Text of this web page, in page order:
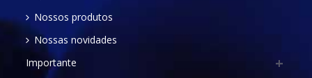
Nossos produtos
Nossas novidades
Importante